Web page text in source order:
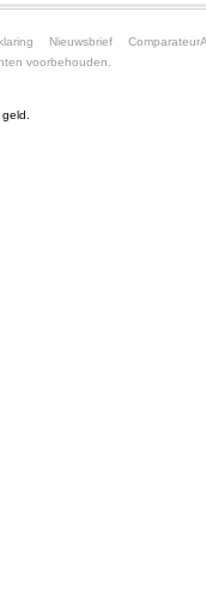
Nieuwsbrief
voorbehouden.